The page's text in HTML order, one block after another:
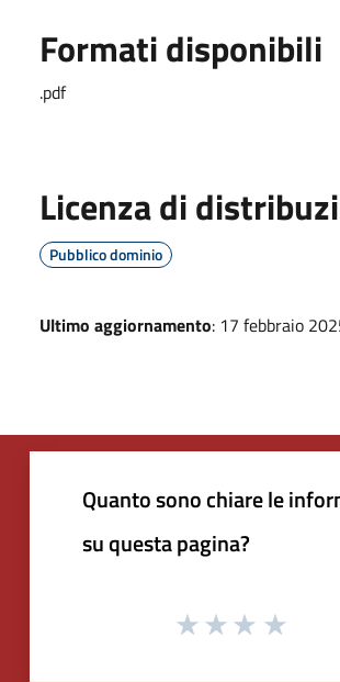
Formati disponibili
.pdf
Licenza di
Pubblico dominio
Ultimo aggiornamento: 17 febbraio
Quanto sono chiare le
su questa pagina?